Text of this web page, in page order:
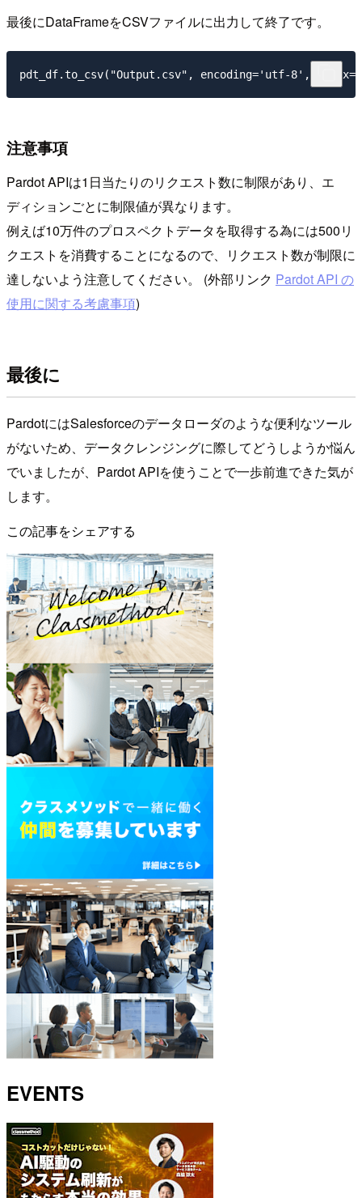
最後にDataFrameをCSVファイルに出力して終了です。
注意事項
Pardot APIは1日当たりのリクエスト数に制限があり、エ
ディションごとに制限値が異なります。
例えば10万件のプロスペクトデータを取得する為には500リ
クエストを消費することになるので、リクエスト数が制限に
達しないよう注意してください。 (外部リンク Pardot API の
使用に関する考慮事項)
最後に
PardotにはSalesforceのデータローダのような便利なツール
がないため、データクレンジングに際してどうしようか悩ん
でいましたが、Pardot APIを使うことで一歩前進できた気が
します。
この記事をシェアする
EVENTS